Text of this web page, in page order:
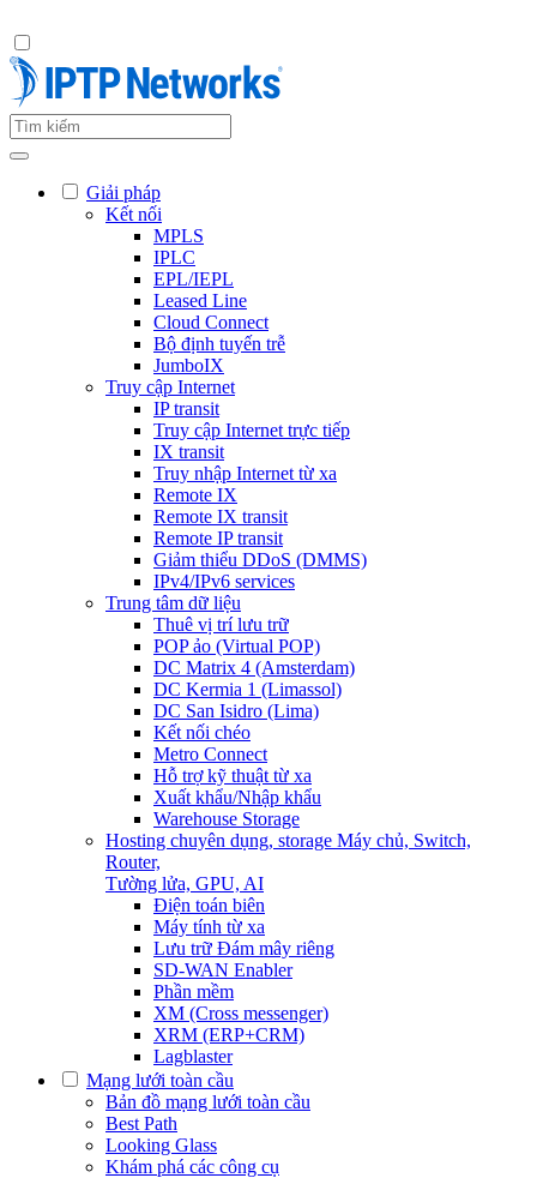
Giải pháp
Kết nối
MPLS
IPLC
EPL/IEPL
Leased Line
Cloud Connect
Bộ định tuyến trễ
JumboIX
Truy cập Internet
IP transit
Truy cập Internet trực tiếp
IX transit
Truy nhập Internet từ xa
Remote IX
Remote IX transit
Remote IP transit
Giảm thiểu DDoS (DMMS)
IPv4/IPv6 services
Trung tâm dữ liệu
Thuê vị trí lưu trữ
POP ảo (Virtual POP)
DC Matrix 4 (Amsterdam)
DC Kermia 1 (Limassol)
DC San Isidro (Lima)
Kết nối chéo
Metro Connect
Hỗ trợ kỹ thuật từ xa
Xuất khẩu/Nhập khẩu
Warehouse Storage
Hosting chuyên dụng, storage Máy chủ, Switch,
Router,
Tường lửa, GPU, AI
Điện toán biên
Máy tính từ xa
Lưu trữ Đám mây riêng
SD-WAN Enabler
Phần mềm
XM (Cross messenger)
XRM (ERP+CRM)
Lagblaster
Mạng lưới toàn cầu
Bản đồ mạng lưới toàn cầu
Best Path
Looking Glass
Khám phá các công cụ